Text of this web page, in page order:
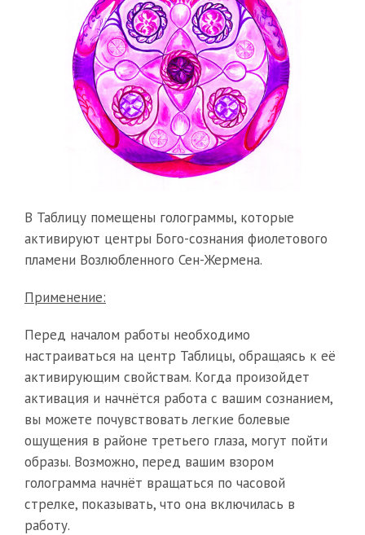
В Таблицу помещены голограммы, которые
активируют центры Бого-сознания фиолетового
пламени Возлюбленного Сен-Жермена.
Применение:
Перед началом работы необходимо
настраиваться на центр Таблицы, обращаясь к её
активирующим свойствам. Когда произойдет
активация и начнётся работа с вашим сознанием,
вы можете почувствовать легкие болевые
ощущения в районе третьего глаза, могут пойти
образы. Возможно, перед вашим взором
голограмма начнёт вращаться по часовой
стрелке, показывать, что она включилась в
работу.